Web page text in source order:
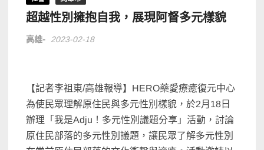
超越性別擁抱自我，展現阿督多元樣貌
高雄- 2023-02-18
【記者李祖東/高雄報導】HERO藥愛療癒復元中心
為使民眾理解原住民與多元性別樣貌，於2月18日
辦理「我是Adju！多元性別議題分享」活動，討論
原住民部落的多元性別議題，讓民眾了解多元性別